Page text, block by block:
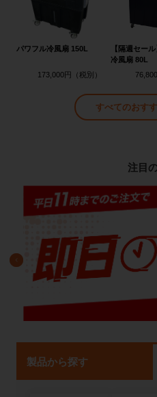
パワフル冷風扇 150L
173,000円
【隔週セー
冷風扇 80L
76,800
すべてのおす
注目
製品から探す